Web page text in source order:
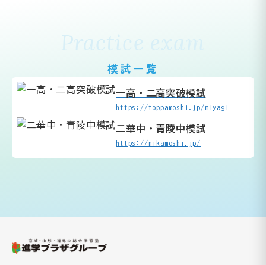
Practice exam
模試一覧
一高・二高突破模試
https://toppamoshi.jp/miyagi
二華中・青陵中模試
https://nikamoshi.jp/